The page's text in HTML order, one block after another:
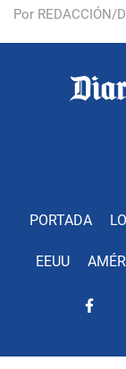
Por REDACCIÓN/
PORTADA
EEUU